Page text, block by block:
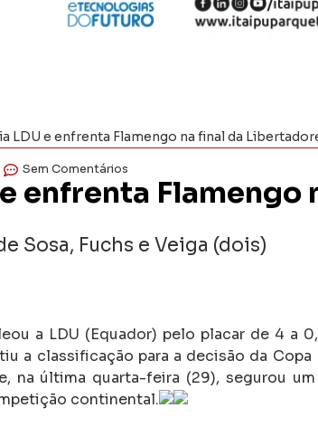
LDU e enfrenta Flamengo na final da
Sem Comentários
enfrenta Flamengo
Sosa, Fuchs e Veiga (dois)
a LDU (Equador) pelo placar de 4 a
a classificação para a decisão da Copa
na última quarta-feira (29), segurou
continental.